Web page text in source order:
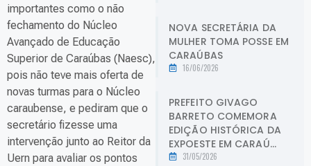
importantes como o não
fechamento do Núcleo
Avançado de Educação
Superior de Caraúbas (Naesc),
pois não teve mais oferta de
novas turmas para o Núcleo
caraubense, e pediram que o
secretário fizesse uma
intervenção junto ao Reitor da
Uern para avaliar os pontos
NOVA SECRETÁRIA DA
MULHER TOMA POSSE EM
CARAÚBAS
16/06/2026
PREFEITO GIVAGO
BARRETO COMEMORA
EDIÇÃO HISTÓRICA DA
EXPOESTE EM CARAÚ...
31/05/2026